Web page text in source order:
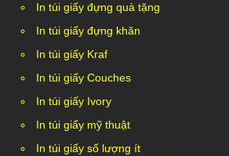
In túi giấy đựng quà tặng
In túi giấy đựng khăn
In túi giấy Kraf
In túi giấy Couches
In túi giấy Ivory
In túi giấy mỹ thuật
In túi giấy số lượng ít